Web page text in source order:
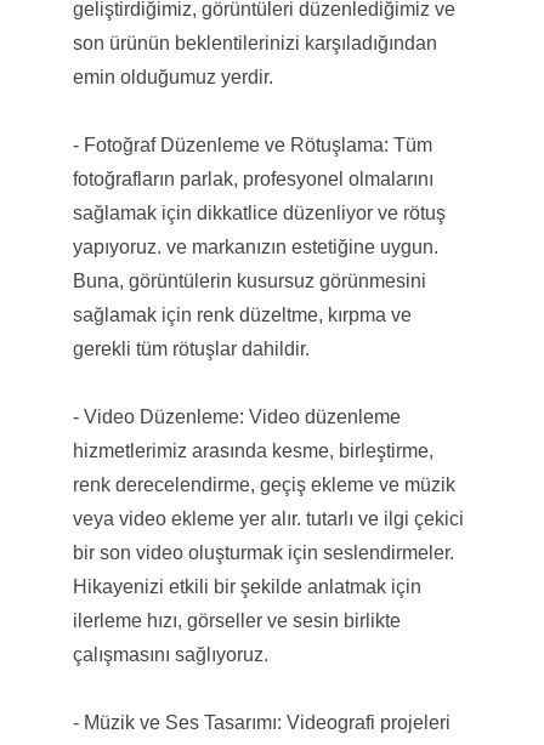
geliştirdiğimiz, görüntüleri düzenlediğimiz ve
son ürünün beklentilerinizi karşıladığından
emin olduğumuz yerdir.
- Fotoğraf Düzenleme ve Rötuşlama: Tüm
fotoğrafların parlak, profesyonel olmalarını
sağlamak için dikkatlice düzenliyor ve rötuş
yapıyoruz. ve markanızın estetiğine uygun.
Buna, görüntülerin kusursuz görünmesini
sağlamak için renk düzeltme, kırpma ve
gerekli tüm rötuşlar dahildir.
- Video Düzenleme: Video düzenleme
hizmetlerimiz arasında kesme, birleştirme,
renk derecelendirme, geçiş ekleme ve müzik
veya video ekleme yer alır. tutarlı ve ilgi çekici
bir son video oluşturmak için seslendirmeler.
Hikayenizi etkili bir şekilde anlatmak için
ilerleme hızı, görseller ve sesin birlikte
çalışmasını sağlıyoruz.
- Müzik ve Ses Tasarımı: Videografi projeleri